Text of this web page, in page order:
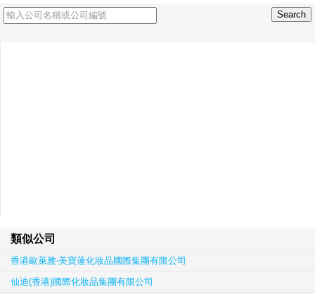
類似公司
香港歐萊雅‧美寶蓮化妝品國際集團有限公司
仙迪(香港)國際化妝品集團有限公司